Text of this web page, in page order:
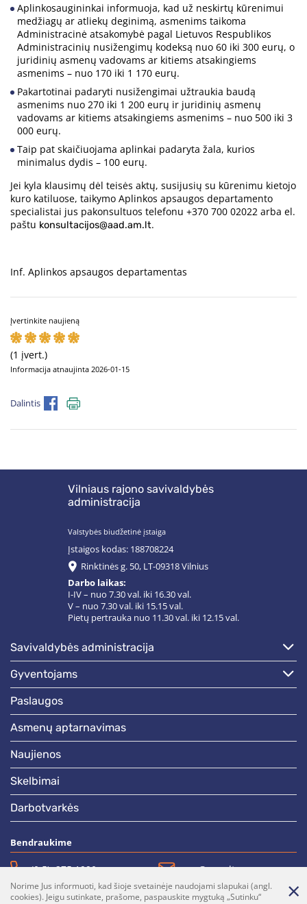
Aplinkosaugininkai informuoja, kad už neskirtų kūrenimui
medžiagų ar atliekų deginimą, asmenims taikoma
Administracinė atsakomybė pagal Lietuvos Respublikos
Administracinių nusižengimų kodeksą nuo 60 iki 300 eurų, o
juridinių asmenų vadovams ar kitiems atsakingiems
asmenims – nuo 170 iki 1 170 eurų.
Pakartotinai padaryti nusižengimai užtraukia baudą
asmenims nuo 270 iki 1 200 eurų ir juridinių asmenų
vadovams ar kitiems atsakingiems asmenims – nuo 500 iki 3
000 eurų.
Taip pat skaičiuojama aplinkai padaryta žala, kurios
minimalus dydis – 100 eurų.
Jei kyla klausimų dėl teisės aktų, susijusių su kūrenimu kietojo
kuro katiluose, taikymo Aplinkos apsaugos departamento
specialistai jus pakonsultuos telefonu +370 700 02022 arba el.
paštu konsultacijos@aad.am.lt.
Inf. Aplinkos apsaugos departamentas
Įvertinkite naujieną
(1 įvert.)
Informacija atnaujinta 2026-01-15
Dalintis
Vilniaus rajono savivaldybės
administracija
Valstybės biudžetinė įstaiga
Įstaigos kodas: 188708224
Rinktinės g. 50, LT-09318 Vilnius
Darbo laikas:
I-IV – nuo 7.30 val. iki 16.30 val.
V – nuo 7.30 val. iki 15.15 val.
Pietų pertrauka nuo 11.30 val. iki 12.15 val.
savivaldybės administracija
gyventojams
paslaugos
asmenų aptarnavimas
naujienos
skelbimai
darbotvarkės
Bendraukime
(0 5)  275 1990 vrsa@vrsa.lt
Facebook Youtube
Norime Jus informuoti, kad šioje svetainėje naudojami slapukai (angl.
cookies). Jeigu sutinkate, prašome, paspauskite mygtuką „Sutinku“